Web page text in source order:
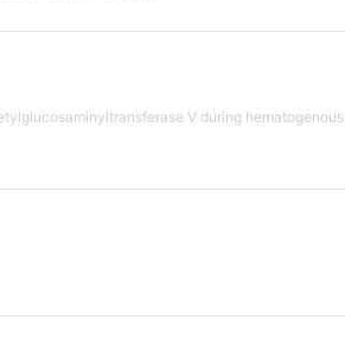
V during hematogenous